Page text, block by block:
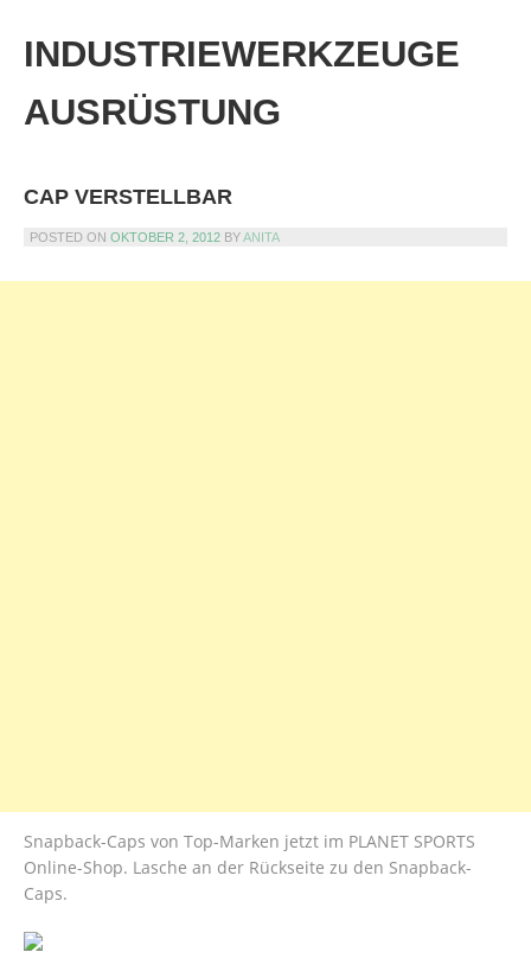
content
INDUSTRIEWERKZEUGE
AUSRÜSTUNG
CAP VERSTELLBAR
POSTED ON OKTOBER 2, 2012 BYANITA
Snapback-Caps von Top-Marken jetzt im PLANET SPORTS
Online-Shop. Lasche an der Rückseite zu den Snapback-
Caps.